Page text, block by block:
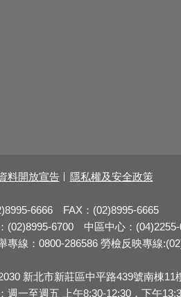
料開放宣告 隱私權及安全政策
6666 FAX：(02)8995-6665
(02)8995-6700 中區中心：
專線：0800-286586 勞檢反映專線
新北市新莊區中平路439號南棟11
週一至週五 上午8:30-12:30，下午